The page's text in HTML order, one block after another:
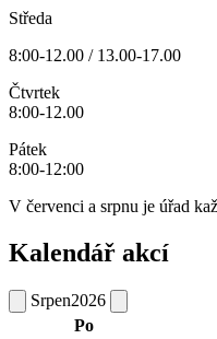
Středa
8:00-12.00 / 13.00-17.00
Čtvrtek
8:00-12.00
Pátek
8:00-12:00
V červenci a srpnu je úřad
Kalendář akcí
Srpen2026
Po